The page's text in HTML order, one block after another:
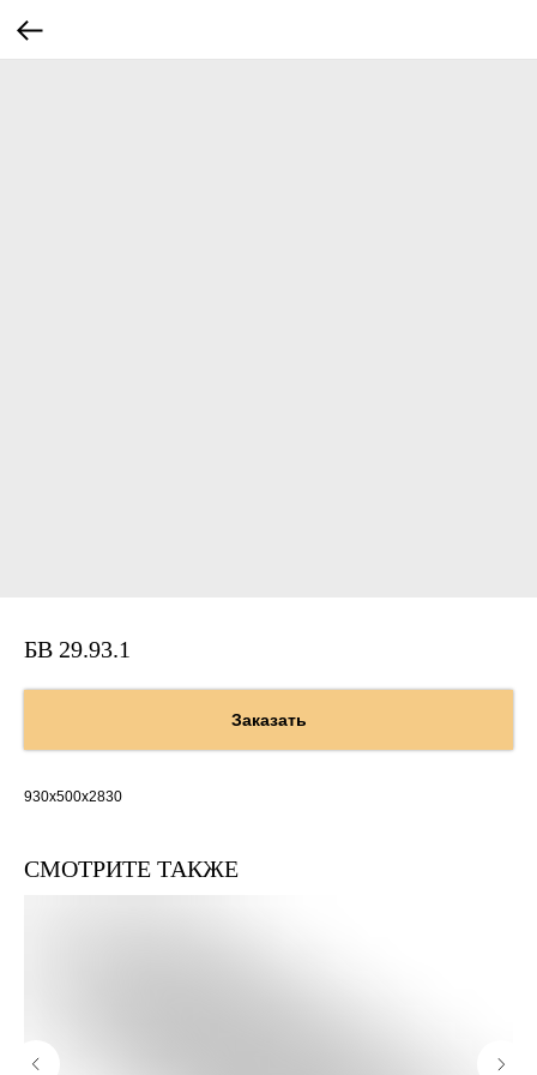
БВ 29.93.1
Заказать
930х500х2830
СМОТРИТЕ ТАКЖЕ